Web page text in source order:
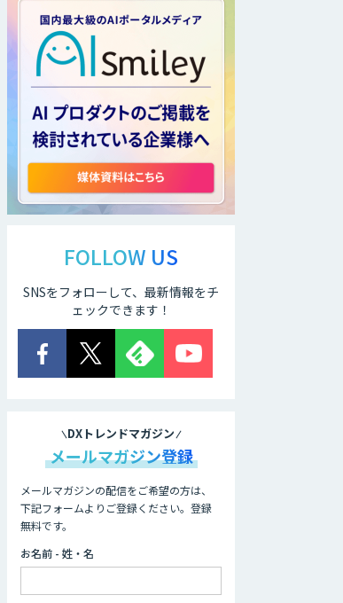
FOLLOW US
SNSをフォローして、最新情報をチ
ェックできます！
DXトレンドマガジン
メールマガジン登録
メールマガジンの配信をご希望の方は、
下記フォームよりご登録ください。登録
無料です。
お名前 - 姓・名